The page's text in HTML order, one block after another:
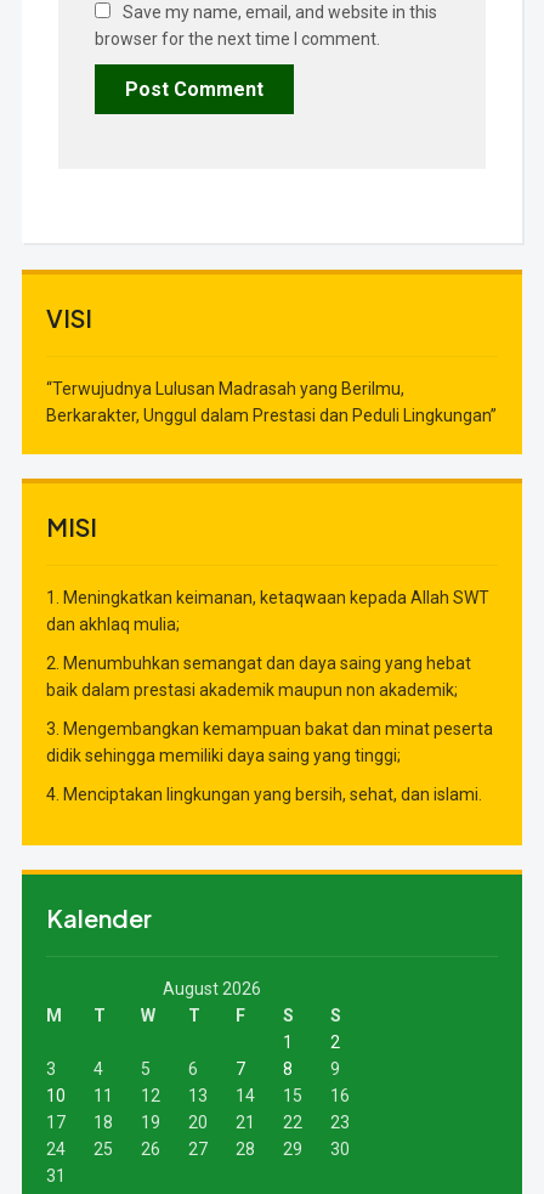
VISI
“Terwujudnya Lulusan Madrasah yang Berilmu,
Berkarakter, Unggul dalam Prestasi dan Peduli Lingkungan”
MISI
1. Meningkatkan keimanan, ketaqwaan kepada Allah SWT
dan akhlaq mulia;
2. Menumbuhkan semangat dan daya saing yang hebat
baik dalam prestasi akademik maupun non akademik;
3. Mengembangkan kemampuan bakat dan minat peserta
didik sehingga memiliki daya saing yang tinggi;
4. Menciptakan lingkungan yang bersih, sehat, dan islami.
Kalender
August 2026
M
T W T F S
S
1
2
3
4 5 6 7 8
9
10
11 12 13 14 15
16
17
18 19 20 21 22
23
24
25 26 27 28 29
30
31
Save my name, email, and website in this
browser for the next time I comment.